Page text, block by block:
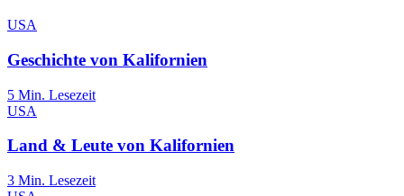
USA
Geschichte von Kalifornien
5 Min. Lesezeit
USA
Land & Leute von Kalifornien
3 Min. Lesezeit